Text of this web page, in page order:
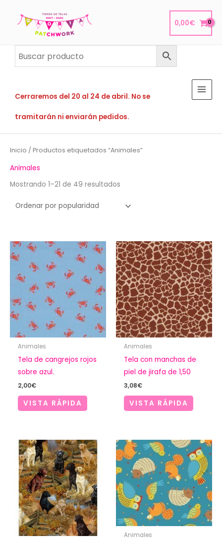
0,00€
Cerraremos del 20 al 24 de abril. No se
tramitarán ni enviarán pedidos.
Inicio / Productos etiquetados “Animales”
Animales
Mostrando 1–21 de 49 resultados
Animales
Tela de cangrejos rojos
sobre azul.
2,00€
VISTA RÁPIDA
Animales
Tela con manchas de
piel de jirafa de 1,50
3,08€
VISTA RÁPIDA
Animales